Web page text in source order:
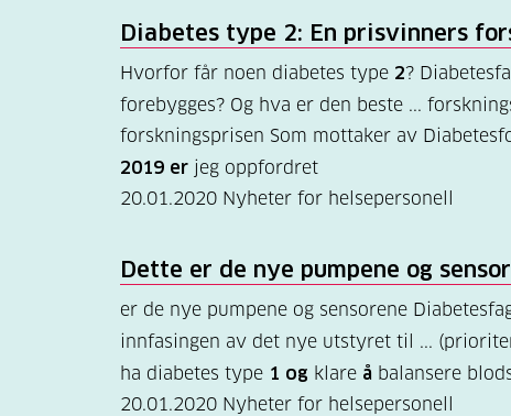
Diabetes type 2: En prisvinners
Hvorfor får noen diabetes type 2?
forebygges? Og hva er den beste ...
forskningsprisen Som mottaker av
2019 er jeg oppfordret
20.01.2020 Nyheter for helsepersonell
Dette er de nye pumpene og
er de nye pumpene og sensorene
innfasingen av det nye utstyret til ...
ha diabetes type 1 og klare å balansere
20.01.2020 Nyheter for helsepersonell